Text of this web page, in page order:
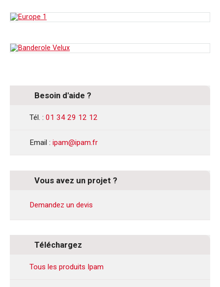
Besoin d'aide ?
Tél. : 01 34 29 12 12
Email : ipam@ipam.fr
Vous avez un projet ?
Demandez un devis
Téléchargez
Tous les produits Ipam